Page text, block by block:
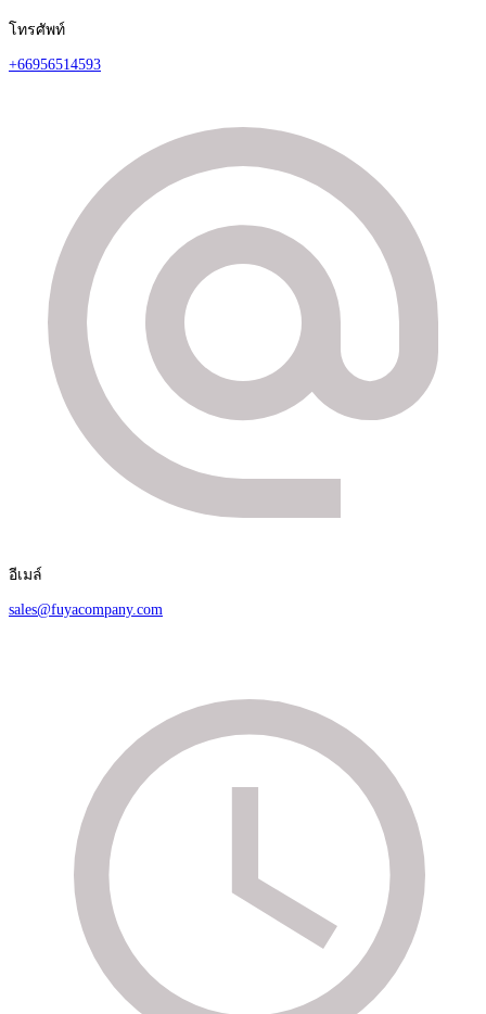
โทรศัพท์
+66956514593
อีเมล์
sales@fuyacompany.com